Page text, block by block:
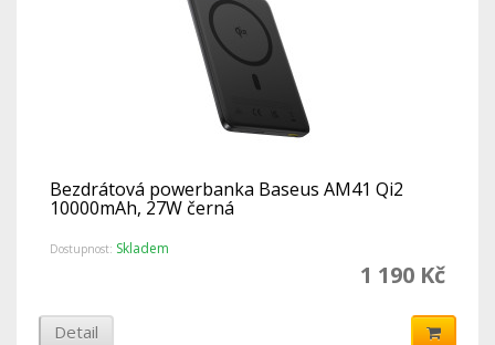
Bezdrátová powerbanka Baseus AM41 Qi2
10000mAh, 27W černá
Dostupnost: Skladem
1 190 Kč
Detail